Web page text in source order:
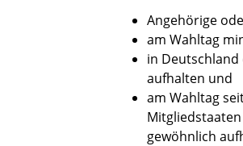
Angehörige
am Wahltag
in
aufhalten und
am Wahltag
gewöhnlich